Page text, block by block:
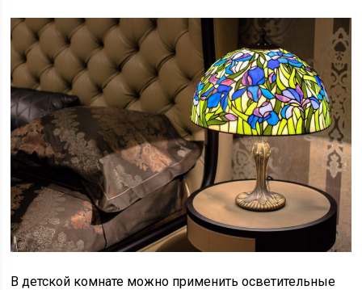
В детской комнате можно применить осветительные